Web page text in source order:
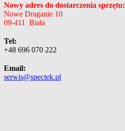
Nowy adres do dostarczenia sprzętu:
Nowe Draganie 10
09-411 Biała
Tel:
+48 696 070 222
Email:
serwis@spectek.pl